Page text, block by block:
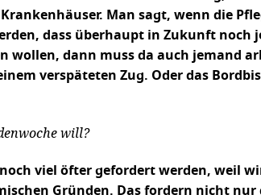
Man sagt, wenn die
dass überhaupt in Zukunft noch
wollen, dann muss da auch jemand
verspäteten Zug. Oder das
will?
noch viel öfter gefordert werden, weil
Gründen. Das fordern nicht